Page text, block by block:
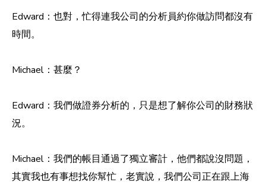
Edward：也對，忙得連我公司的分析員約你做訪問都沒有
時間。
Michael：甚麼？
Edward：我們做證券分析的，只是想了解你公司的財務狀
況。
Michael：我們的帳目通過了獨立審計，他們都說沒問題，
其實我也有事想找你幫忙，老實說，我們公司正在跟上海